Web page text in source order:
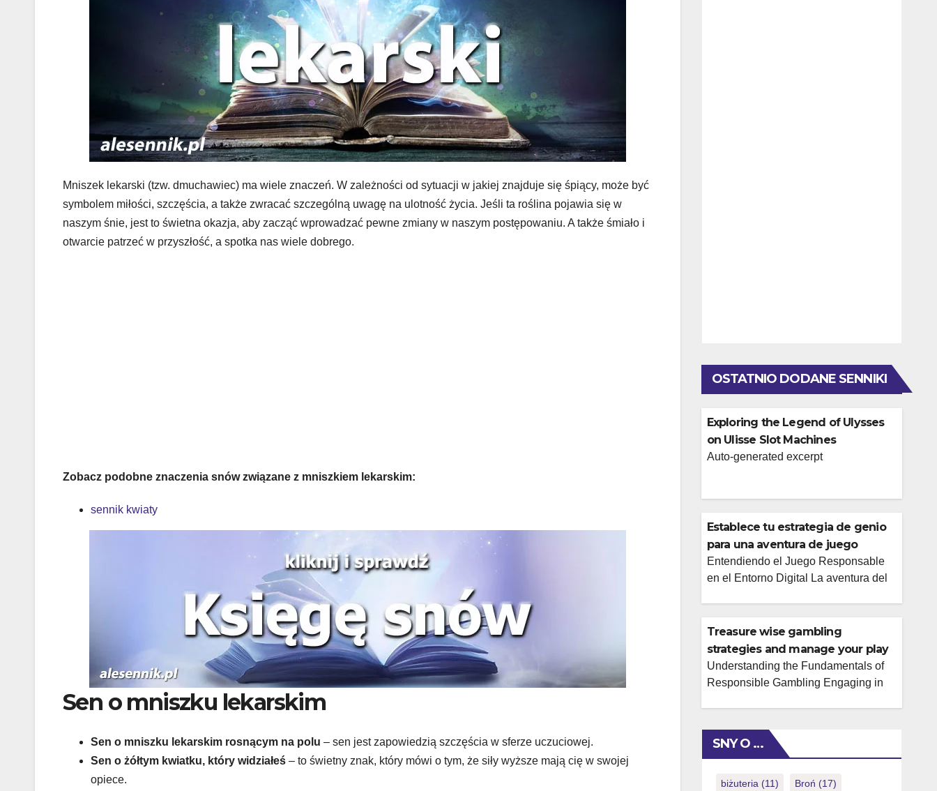
Mniszek lekarski (tzw. dmuchawiec) ma wiele znaczeń. W zależności od sytuacji w jakiej znajduje się śpiący, może być
symbolem miłości, szczęścia, a także zwracać szczególną uwagę na ulotność życia. Jeśli ta roślina pojawia się w
naszym śnie, jest to świetna okazja, aby zacząć wprowadzać pewne zmiany w naszym postępowaniu. A także śmiało i
otwarcie patrzeć w przyszłość, a spotka nas wiele dobrego.
Zobacz podobne znaczenia snów związane z mniszkiem lekarskim:
sennik kwiaty
Sen o mniszku lekarskim
Sen o mniszku lekarskim rosnącym na polu – sen jest zapowiedzią szczęścia w sferze uczuciowej.
Sen o żółtym kwiatku, który widziałeś – to świetny znak, który mówi o tym, że siły wyższe mają cię w swojej
opiece.
OSTATNIO DODANE SENNIKI
Exploring the Legend of Ulysses
on Ulisse Slot Machines
Auto-generated excerpt
Establece tu estrategia de genio
para una aventura de juego
gratificante
Entendiendo el Juego Responsable
en el Entorno Digital La aventura del
entretenimiento emocionante y
potencialmente gratificante. Sin
embargo, para que esta experiencia
sea verdaderamente positiva y
con una estrategia bien pensada y un
compromiso firme con el juego
responsable. Esto […]
Treasure wise gambling
strategies and manage your play
at waliya bet.
Understanding the Fundamentals of
Responsible Gambling Engaging in
approach it with a responsible
mindset. Wise gambling strategies
risks involved. This means
SNY O …
biżuteria(11) Broń (17)